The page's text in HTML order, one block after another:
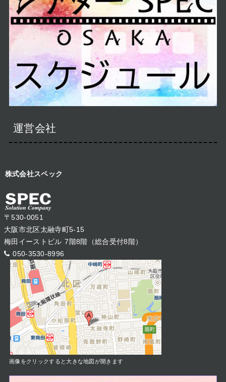
運営会社
株式会社スペック
〒530-0051
大阪市北区太融寺町5-15
梅田イーストビル 7階8階（総合受付8階）
050-3530-8996
画像をクリックすると大きな地図が開きます